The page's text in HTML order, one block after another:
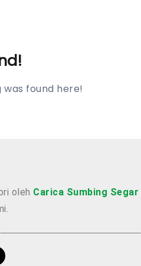
found here!
oleh Carica Sumbing Segar